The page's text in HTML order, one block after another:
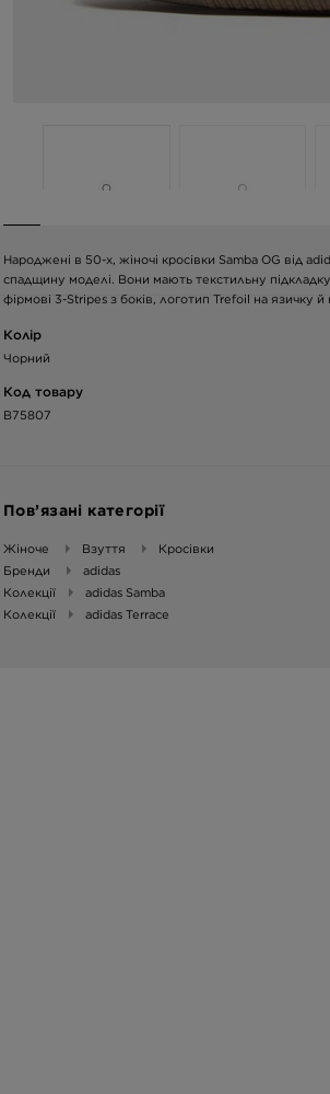
Народжені в 50-х, жіночі кросівки Samba OG від
спадщину моделі. Вони мають текстильну
фірмові 3-Stripes з боків, логотип Trefoil на язичку
Колір
Чорний
Код товару
B75807
Пов’язані категорії
Жіноче Взуття
Кросівки
Бренди
adidas
Колекції
adidas Samba
Колекції
adidas Terrace